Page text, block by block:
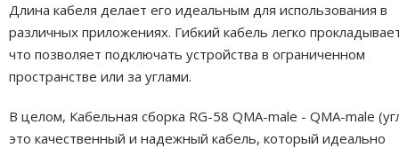
Длина кабеля делает его идеальным для использования в
различных приложениях. Гибкий кабель легко
что позволяет подключать устройства в ограниченном
пространстве или за углами.
В целом, Кабельная сборка RG-58 QMA-male - QMA-male
это качественный и надежный кабель, который идеально